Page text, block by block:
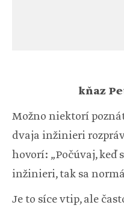
kňaz
Možno niektorí
dvaja inžinieri
hovorí: „Počúvaj, keď
inžinieri, tak sa
Je to síce vtip, ale